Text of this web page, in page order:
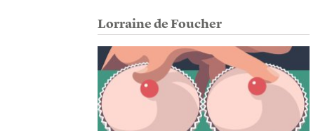
Lorraine de Foucher